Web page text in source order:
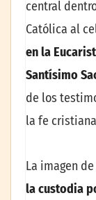
central
Católica al
en la
Santísimo
de los
la fe
La imagen de
la custodia